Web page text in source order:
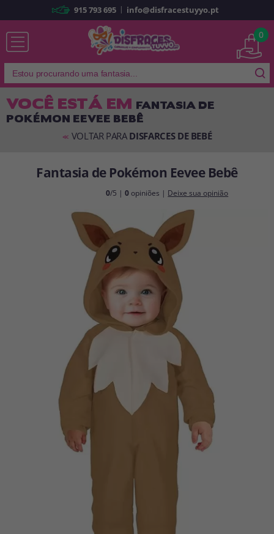
Já sou cliente
Lembrar-me Esqueceu sua senha?
É a minha primeira vez
Sou novo
Ao criar uma conta em disfracestuyyo.pt
, você poderá fazer suas
compras rapidamente em nossa loja virtual, verificar o status de seus
pedidos e consultar suas operações anteriores.
Vá em frente! Estávamos esperando por você.
CRIAR CONTA
915 793 695 | info@disfracestuyyo.pt
0
VOCÊ ESTÁ EM FANTASIA DE
POKÉMON EEVEE BEBÊ
<< VOLTAR PARA DISFARCES DE BEBÉ
Fantasia de Pokémon Eevee Bebê
0/5 |0 opiniões | Deixe sua opinião